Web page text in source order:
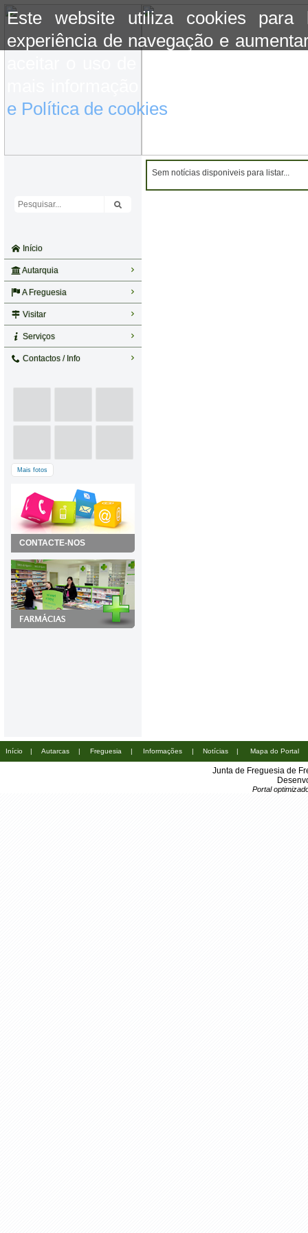
Este website utiliza cookies para
experiência de navegação e
e Política de cookies
Início
Autarquia
A Freguesia
Visitar
Serviços
Contactos / Info
Mais fotos
CONTACTE-NOS
Sem notícias disponiveis para listar...
Início | Autarcas | Freguesia | Informações | Notícias | Mapa do Portal
Junta de Freguesia de
Portal